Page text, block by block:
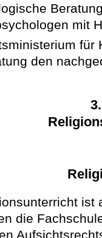
mit
für
den
ist
die